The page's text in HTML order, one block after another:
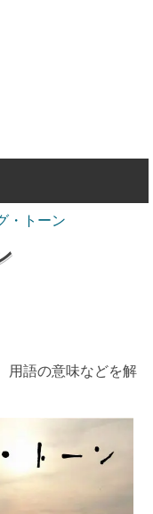
・トーン
用語の意味などを解